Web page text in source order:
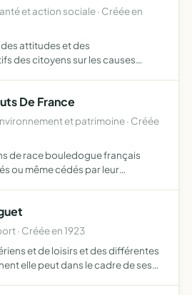
et action sociale · Créée en
attitudes et des
des citoyens sur les causes
De France
et patrimoine · Créée
de race bouledogue français
ou même cédés par leur
· Créée en 1923
et de loisirs et des différentes
elle peut dans le cadre de ses